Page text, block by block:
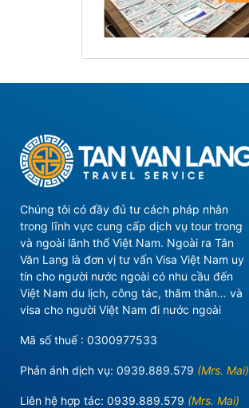
Chúng tôi có đầy đủ tư cách pháp nhân
trong lĩnh vực cung cấp dịch vụ tour trong
và ngoài lãnh thổ Việt Nam. Ngoài ra Tân
Văn Lang là đơn vị tư vấn Visa Việt Nam uy
tín cho người nước ngoài có nhu cầu đến
Việt Nam du lịch, công tác, thăm thân… và
visa cho người Việt Nam đi nước ngoài
Mã số thuế : 0300977533
Phản ánh dịch vụ: 0939.889.579 (Mrs. Mai)
Liên hệ hợp tác: 0939.889.579 (Mrs. Mai)